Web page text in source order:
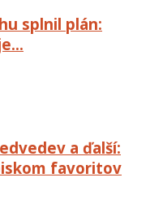
splnil plán:
a ďalší:
favoritov